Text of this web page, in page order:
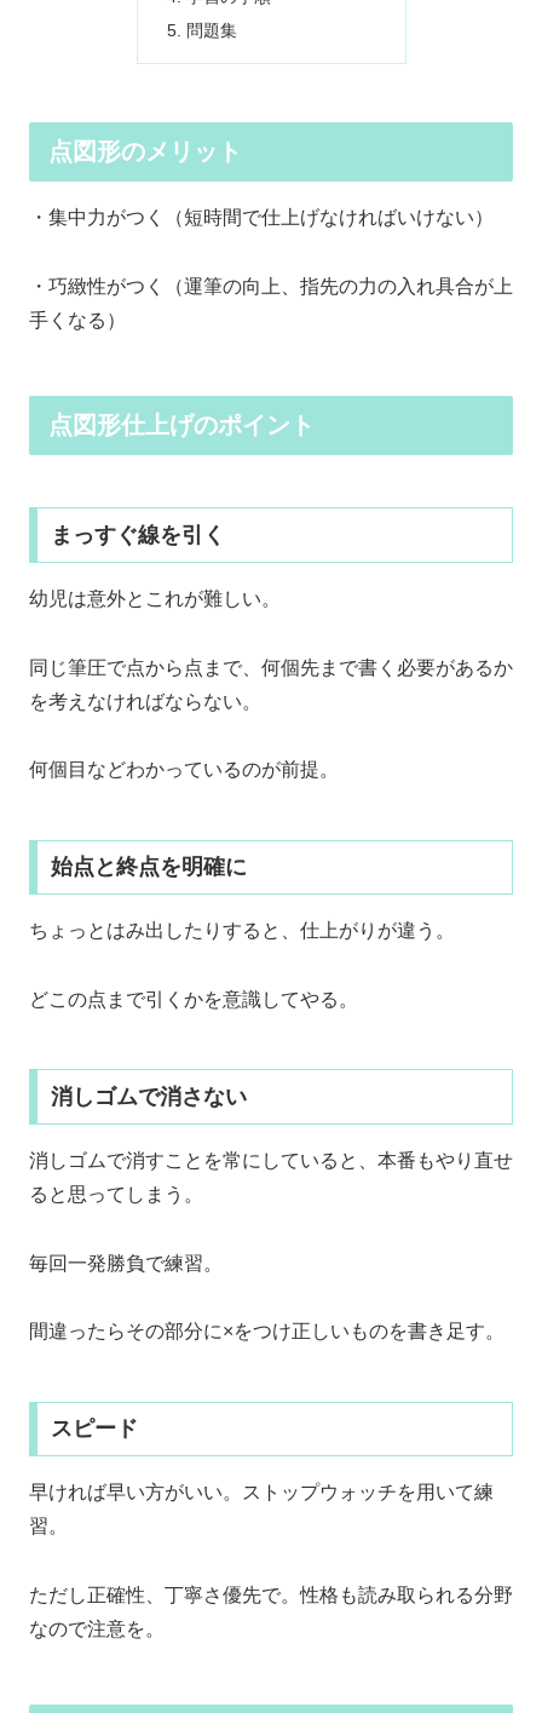
問題集
点図形のメリット
・集中力がつく（短時間で仕上げなければいけない）
・巧緻性がつく（運筆の向上、指先の力の入れ具合が上
手くなる）
点図形仕上げのポイント
まっすぐ線を引く
幼児は意外とこれが難しい。
同じ筆圧で点から点まで、何個先まで書く必要があるか
を考えなければならない。
何個目などわかっているのが前提。
始点と終点を明確に
ちょっとはみ出したりすると、仕上がりが違う。
どこの点まで引くかを意識してやる。
消しゴムで消さない
消しゴムで消すことを常にしていると、本番もやり直せ
ると思ってしまう。
毎回一発勝負で練習。
間違ったらその部分に×をつけ正しいものを書き足す。
スピード
早ければ早い方がいい。ストップウォッチを用いて練
習。
ただし正確性、丁寧さ優先で。性格も読み取られる分野
なので注意を。